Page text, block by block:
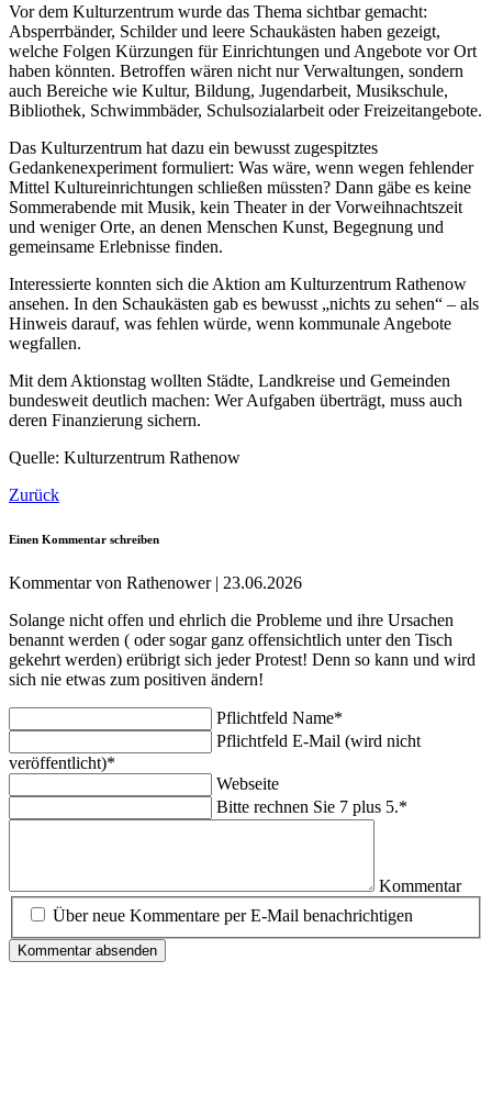
Vor dem Kulturzentrum wurde das Thema sichtbar gemacht:
Absperrbänder, Schilder und leere Schaukästen haben gezeigt,
welche Folgen Kürzungen für Einrichtungen und Angebote vor Ort
haben könnten. Betroffen wären nicht nur Verwaltungen, sondern
auch Bereiche wie Kultur, Bildung, Jugendarbeit, Musikschule,
Bibliothek, Schwimmbäder, Schulsozialarbeit oder Freizeitangebote.
Das Kulturzentrum hat dazu ein bewusst zugespitztes
Gedankenexperiment formuliert: Was wäre, wenn wegen fehlender
Mittel Kultureinrichtungen schließen müssten? Dann gäbe es keine
Sommerabende mit Musik, kein Theater in der Vorweihnachtszeit
und weniger Orte, an denen Menschen Kunst, Begegnung und
gemeinsame Erlebnisse finden.
Interessierte konnten sich die Aktion am Kulturzentrum Rathenow
ansehen. In den Schaukästen gab es bewusst „nichts zu sehen“ – als
Hinweis darauf, was fehlen würde, wenn kommunale Angebote
wegfallen.
Mit dem Aktionstag wollten Städte, Landkreise und Gemeinden
bundesweit deutlich machen: Wer Aufgaben überträgt, muss auch
deren Finanzierung sichern.
Quelle: Kulturzentrum Rathenow
Zurück
Einen Kommentar schreiben
Kommentar von Rathenower | 23.06.2026
Solange nicht offen und ehrlich die Probleme und ihre Ursachen
benannt werden ( oder sogar ganz offensichtlich unter den Tisch
gekehrt werden) erübrigt sich jeder Protest! Denn so kann und wird
sich nie etwas zum positiven ändern!
Pflichtfeld Name*
Pflichtfeld E-Mail (wird nicht
veröffentlicht)*
Webseite
Bitte rechnen Sie 7 plus 5.*
Kommentar
Über neue Kommentare per E-Mail benachrichtigen